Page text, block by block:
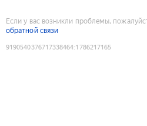
Если у вас возникли проблемы,
обратной связи
9190540376717338464:1786217165